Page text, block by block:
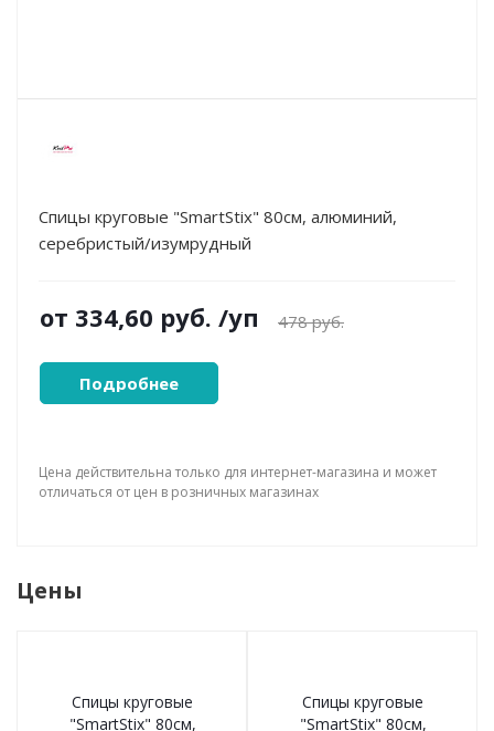
Спицы круговые "SmartStix" 80см, алюминий,
серебристый/изумрудный
от 334,60 руб. /уп 478 руб.
Подробнее
Цена действительна только для интернет-магазина и может
отличаться от цен в розничных магазинах
Цены
Спицы круговые
"SmartStix" 80см,
Спицы круговые
"SmartStix" 80см,